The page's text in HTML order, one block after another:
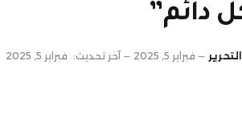
دائم”
فبراير 5, 2025 آخر تحديث: فبراير 5, 2025